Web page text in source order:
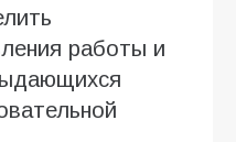
работы и